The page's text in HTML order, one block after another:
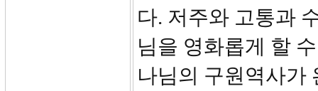
다. 저주와 고통과
님을 영화롭게 할
나님의 구원역사가